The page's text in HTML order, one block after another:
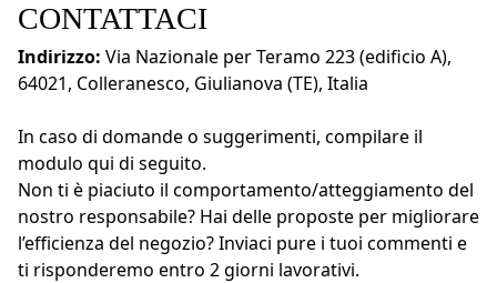
CONTATTACI
Indirizzo: Via Nazionale per Teramo 223 (edificio A),
64021, Colleranesco, Giulianova (TE), Italia
In caso di domande o suggerimenti, compilare il
modulo qui di seguito.
Non ti è piaciuto il comportamento/atteggiamento del
nostro responsabile? Hai delle proposte per migliorare
l’efficienza del negozio? Inviaci pure i tuoi commenti e
ti risponderemo entro 2 giorni lavorativi.